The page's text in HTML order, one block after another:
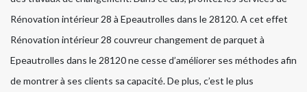
Rénovation intérieur 28 à Epeautrolles dans le 28120. A cet effet
Rénovation intérieur 28 couvreur changement de parquet à
Epeautrolles dans le 28120 ne cesse d’améliorer ses méthodes afin
de montrer à ses clients sa capacité. De plus, c’est le plus